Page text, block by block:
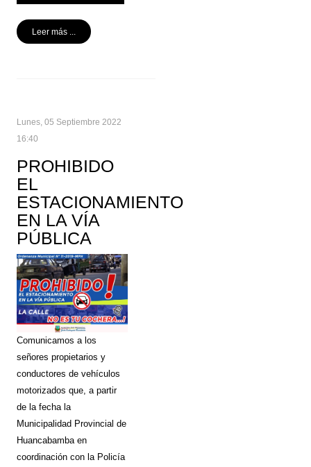
Leer más ...
Lunes, 05 Septiembre 2022
16:40
PROHIBIDO
EL
ESTACIONAMIENTO
EN LA VÍA
PÚBLICA
Comunicamos a los
señores propietarios y
conductores de vehículos
motorizados que, a partir
de la fecha la
Municipalidad Provincial de
Huancabamba en
coordinación con la Policía